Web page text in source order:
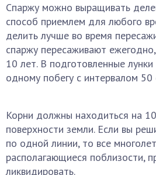
Спаржу можно выращивать
способ приемлем для любого
делить лучше во время
спаржу пересаживают
10 лет. В подготовленные
одному побегу с интервалом 50
Корни должны находиться на
поверхности земли. Если вы
по одной линии, то все
располагающиеся поблизости,
ликвидировать.